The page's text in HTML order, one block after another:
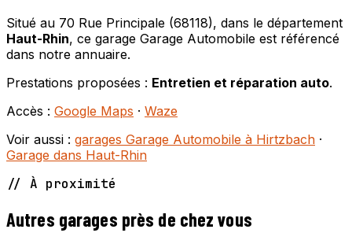
Situé au 70 Rue Principale (68118), dans le département
Haut-Rhin, ce garage Garage Automobile est référencé
dans notre annuaire.
Prestations proposées : Entretien et réparation auto.
Accès : Google Maps · Waze
Voir aussi : garages Garage Automobile à Hirtzbach ·
Garage dans Haut-Rhin
// À proximité
Autres garages près de chez vous